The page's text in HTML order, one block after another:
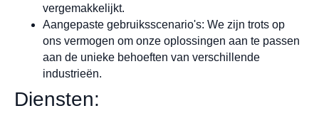
vergemakkelijkt.
Aangepaste gebruiksscenario's: We zijn trots op
ons vermogen om onze oplossingen aan te passen
aan de unieke behoeften van verschillende
industrieën.
Diensten: